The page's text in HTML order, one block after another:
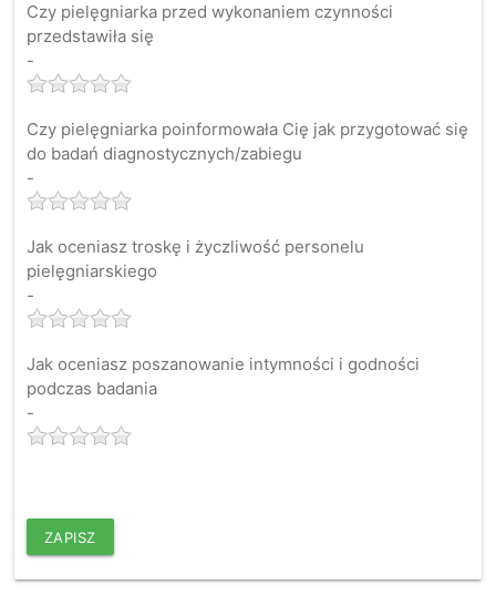
Czy pielęgniarka przed wykonaniem czynności
przedstawiła się
-
Czy pielęgniarka poinformowała Cię jak przygotować się
do badań diagnostycznych/zabiegu
-
Jak oceniasz troskę i życzliwość personelu
pielęgniarskiego
-
Jak oceniasz poszanowanie intymności i godności
podczas badania
-
ZAPISZ